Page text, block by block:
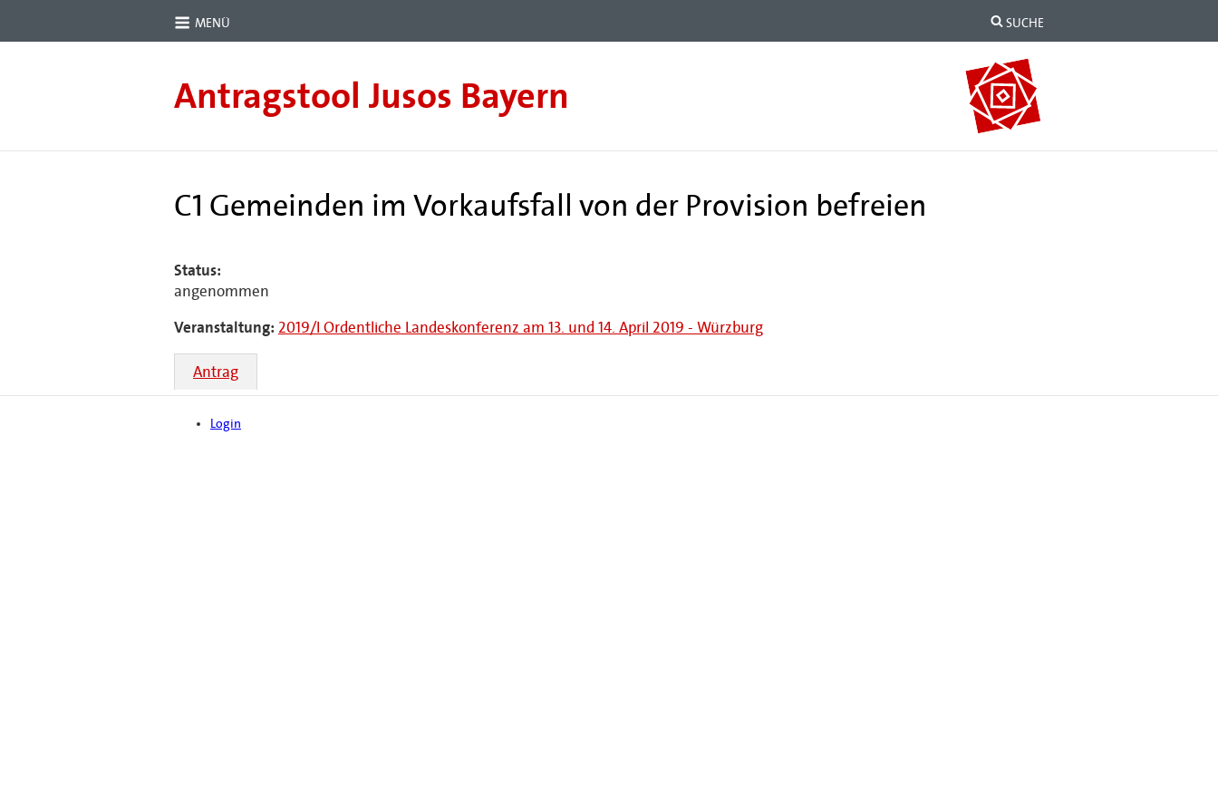
MENÜ SUCHE
Antragstool Jusos Bayern
C1 Gemeinden im Vorkaufsfall von der Provision befreien
Status:
angenommen
Veranstaltung: 2019/I Ordentliche Landeskonferenz am 13. und 14. April 2019 - Würzburg
Antrag
Login